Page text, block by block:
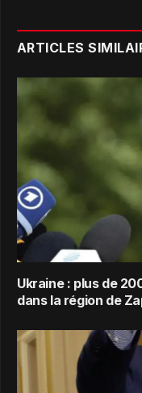
ARTICLES
Ukraine : plus de
dans la région de